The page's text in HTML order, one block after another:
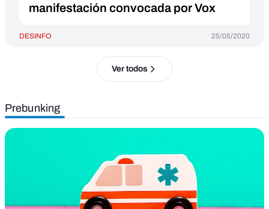
manifestación convocada por Vox
DESINFO 25/05/2020
Ver todos
Prebunking